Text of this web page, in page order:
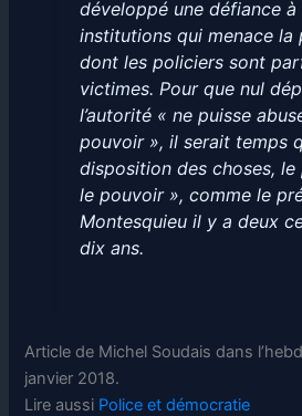
développé une défiance à
institutions qui menace la
dont les policiers sont
victimes. Pour que nul
l’autorité « ne puisse
pouvoir », il serait temps
disposition des choses,
le pouvoir », comme le
Montesquieu il y a deux
dix ans.
Article de Michel Soudais dans
janvier 2018.
Lire aussi Police et démocratie